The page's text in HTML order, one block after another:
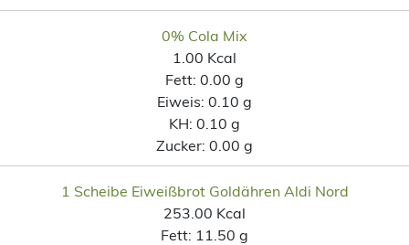
0% Cola Mix
1.00 Kcal
Fett: 0.00 g
Eiweis: 0.10 g
KH: 0.10 g
Zucker: 0.00 g
1 Scheibe Eiweißbrot Goldähren Aldi Nord
253.00 Kcal
Fett: 11.50 g